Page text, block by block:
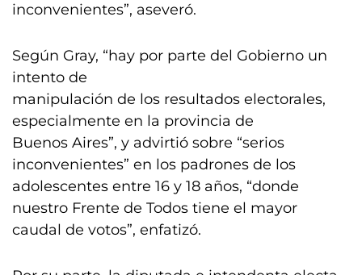
inconvenientes”, aseveró.
Según Gray, “hay por parte del Gobierno un
intento de
manipulación de los resultados electorales,
especialmente en la provincia de
Buenos Aires”, y advirtió sobre “serios
inconvenientes” en los padrones de los
adolescentes entre 16 y 18 años, “donde
nuestro Frente de Todos tiene el mayor
caudal de votos”, enfatizó.